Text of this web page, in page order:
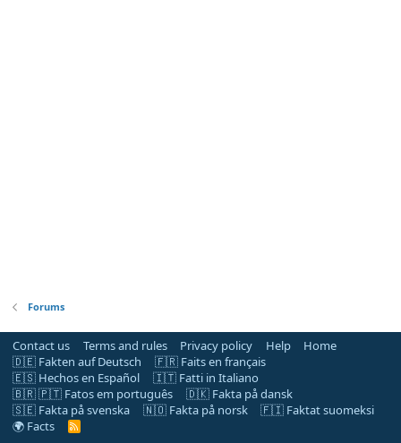
Forums
Contact us Terms and rules Privacy policy Help
Home
🇩🇪 Fakten auf Deutsch
🇫🇷 Faits en français
🇪🇸 Hechos en Español
🇮🇹 Fatti in Italiano
🇧🇷 🇵🇹 Fatos em português
🇩🇰 Fakta på dansk
🇸🇪 Fakta på svenska
🇳🇴 Fakta på norsk
🇫🇮 Faktat suomeksi
🌍 Facts
R